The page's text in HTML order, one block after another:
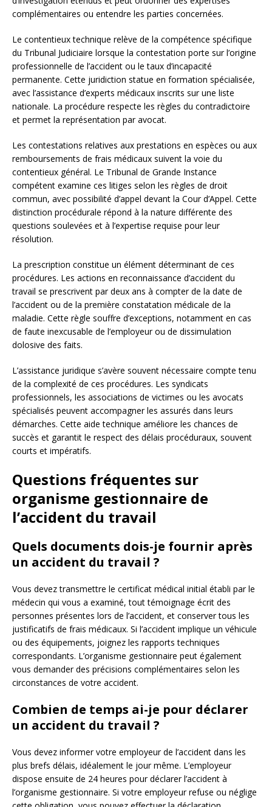
complémentaires ou entendre les parties concernées.
Le contentieux technique relève de la compétence spécifique
du Tribunal Judiciaire lorsque la contestation porte sur l’origine
professionnelle de l’accident ou le taux d’incapacité
permanente. Cette juridiction statue en formation spécialisée,
avec l’assistance d’experts médicaux inscrits sur une liste
nationale. La procédure respecte les règles du contradictoire
et permet la représentation par avocat.
Les contestations relatives aux prestations en espèces ou aux
remboursements de frais médicaux suivent la voie du
contentieux général. Le Tribunal de Grande Instance
compétent examine ces litiges selon les règles de droit
commun, avec possibilité d’appel devant la Cour d’Appel. Cette
distinction procédurale répond à la nature différente des
questions soulevées et à l’expertise requise pour leur
résolution.
La prescription constitue un élément déterminant de ces
procédures. Les actions en reconnaissance d’accident du
travail se prescrivent par deux ans à compter de la date de
l’accident ou de la première constatation médicale de la
maladie. Cette règle souffre d’exceptions, notamment en cas
de faute inexcusable de l’employeur ou de dissimulation
dolosive des faits.
L’assistance juridique s’avère souvent nécessaire compte tenu
de la complexité de ces procédures. Les syndicats
professionnels, les associations de victimes ou les avocats
spécialisés peuvent accompagner les assurés dans leurs
démarches. Cette aide technique améliore les chances de
succès et garantit le respect des délais procéduraux, souvent
courts et impératifs.
Questions fréquentes sur
organisme gestionnaire de
l’accident du travail
Quels documents dois-je fournir après
un accident du travail ?
Vous devez transmettre le certificat médical initial établi par le
médecin qui vous a examiné, tout témoignage écrit des
personnes présentes lors de l’accident, et conserver tous les
justificatifs de frais médicaux. Si l’accident implique un véhicule
ou des équipements, joignez les rapports techniques
correspondants. L’organisme gestionnaire peut également
vous demander des précisions complémentaires selon les
circonstances de votre accident.
Combien de temps ai-je pour déclarer
un accident du travail ?
Vous devez informer votre employeur de l’accident dans les
plus brefs délais, idéalement le jour même. L’employeur
dispose ensuite de 24 heures pour déclarer l’accident à
l’organisme gestionnaire. Si votre employeur refuse ou néglige